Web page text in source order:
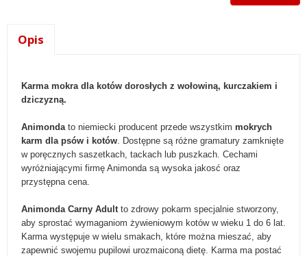
Opis
Karma mokra dla kotów dorosłych z wołowiną, kurczakiem i
dziczyzną.
Animonda to niemiecki producent przede wszystkim mokrych
karm dla psów i kotów. Dostępne są różne gramatury zamknięte
w poręcznych saszetkach, tackach lub puszkach. Cechami
wyróżniającymi firmę Animonda są wysoka jakosć oraz
przystępna cena.
Animonda Carny Adultto zdrowy pokarm specjalnie stworzony,
aby sprostać wymaganiom żywieniowym kotów w wieku 1 do 6 lat.
Karma występuje w wielu smakach, które można mieszać, aby
zapewnić swojemu pupilowi urozmaiconą dietę. Karma ma postać